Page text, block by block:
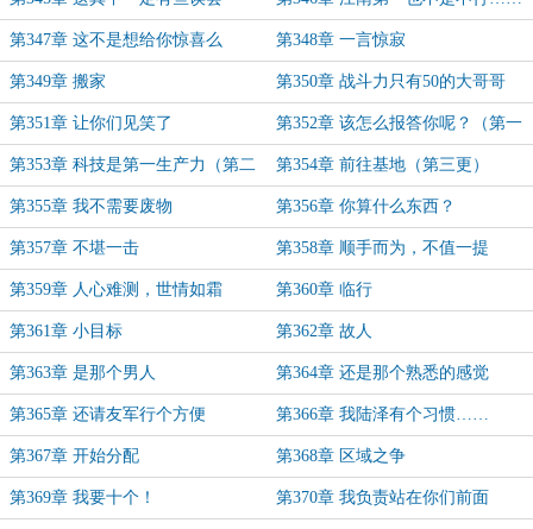
第347章 这不是想给你惊喜么 第348章 一言惊寂
第349章 搬家 第350章 战斗力只有50的大哥哥
第351章 让你们见笑了 第352章 该怎么报答你呢？（第一
更）
第353章 科技是第一生产力（第二
更）
第354章 前往基地（第三更）
第355章 我不需要废物 第356章 你算什么东西？
第357章 不堪一击 第358章 顺手而为，不值一提
第359章 人心难测，世情如霜 第360章 临行
第361章 小目标 第362章 故人
第363章 是那个男人 第364章 还是那个熟悉的感觉
第365章 还请友军行个方便 第366章 我陆泽有个习惯……
第367章 开始分配 第368章 区域之争
第369章 我要十个！ 第370章 我负责站在你们前面